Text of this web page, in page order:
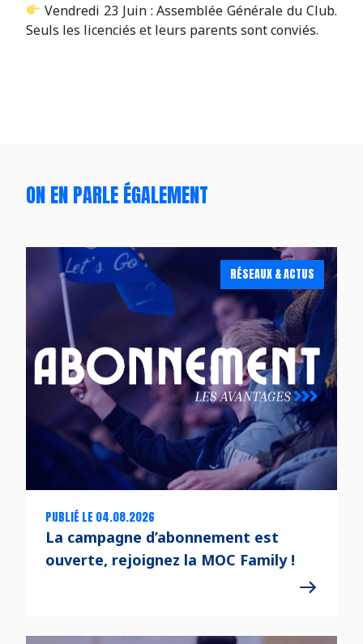
Vendredi 23 Juin : Assemblée Générale du Club.
Seuls les licenciés et leurs parents sont conviés.
ON EN PARLE ÉGALEMENT
RÉSEAUX & ACTUS
PUBLIÉ LE 04.08.2026
La campagne d’abonnement est
ouverte, rejoignez la MOC Family !